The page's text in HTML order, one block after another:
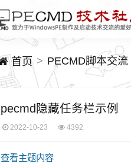
首页 PECMD脚本交流
pecmd隐藏任务栏示例
2022-10-23 4392
查看主题内容